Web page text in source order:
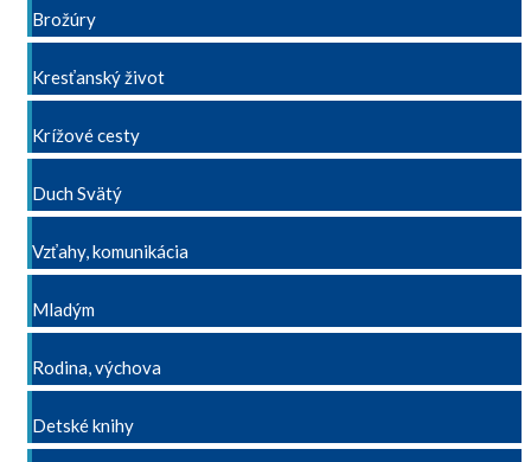
Brožúry
Kresťanský život
Krížové cesty
Duch Svätý
Vzťahy, komunikácia
Mladým
Rodina, výchova
Detské knihy